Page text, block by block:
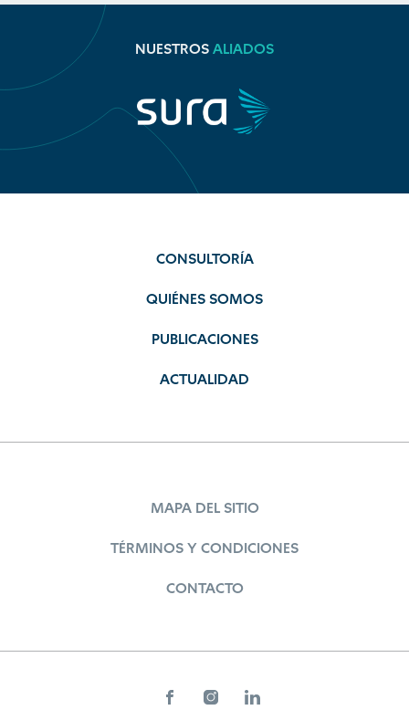
NUESTROS ALIADOS
CONSULTORÍA
QUIÉNES SOMOS
PUBLICACIONES
ACTUALIDAD
MAPA DEL SITIO
TÉRMINOS Y CONDICIONES
CONTACTO